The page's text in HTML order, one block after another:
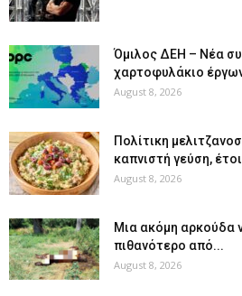
Όμιλος ΔΕΗ – Νέα
χαρτοφυλάκιο
August 8, 2026
Πολίτικη
καπνιστή γεύση,
August 8, 2026
Μια ακόμη αρκούδα
πιθανότερο από...
August 8, 2026